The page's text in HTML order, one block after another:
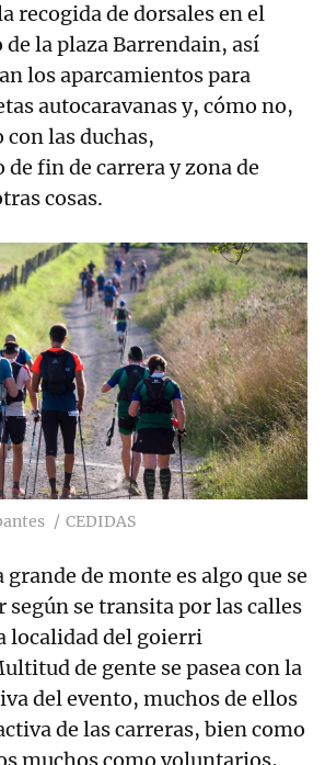
recogida de dorsales en el
la plaza Barrendain, así
los aparcamientos para
autocaravanas y, cómo no,
las duchas,
fin de carrera y zona de
cosas.
CEDIDAS
de monte es algo que se
según se transita por las calles
localidad del goierri
de gente se pasea con la
del evento, muchos de ellos
de las carreras, bien como